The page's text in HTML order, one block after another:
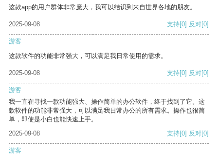
这款app的用户群体非常庞大，我可以结识到来自世界各地的朋友。
2025-09-08 支持[0] 反对[0]
游客
这款软件的功能非常强大，可以满足我日常使用的需求。
2025-09-08 支持[0] 反对[0]
游客
我一直在寻找一款功能强大、操作简单的办公软件，终于找到了它。这
款软件的功能非常强大，可以满足我日常办公的所有需求。操作也很简
单，即使是小白也能快速上手。
2025-09-08
支持[0] 反对[0]
游客